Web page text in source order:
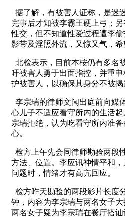
据了解，有被害人证称，是迷
完事后才知被李霸王硬上弓；
性交，但不知道性爱过程遭李
影带及淫照外流，又惊又气，希
北检表示，目前本桉仍有多名
吁被害人勇于出面指控，并重
护被害人，以确保其身分不被揭
李宗瑞的律师文闻出庭前向媒
心儿子不适应看守所内的生活
宗瑞拒绝，认为吃看守所内准
心。
检方上午先会同律师勘验两段
方法、位置。李应讯神情平和
问题时，情绪才有高亢回应。
检方昨天勘验的两段影片长度
钟，内容为李宗瑞与两名女子大
两名女子疑为李宗瑞在餐厅搭讪